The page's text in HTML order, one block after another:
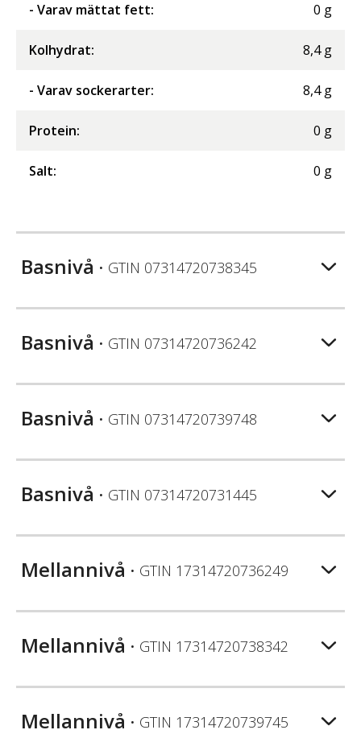
- Varav mättat fett: 0 g
Kolhydrat: 8,4 g
- Varav sockerarter: 8,4 g
Protein: 0 g
Salt: 0 g
Basnivå • GTIN 07314720738345
Basnivå • GTIN 07314720736242
Basnivå • GTIN 07314720739748
Basnivå • GTIN 07314720731445
Mellannivå • GTIN 17314720736249
Mellannivå • GTIN 17314720738342
Mellannivå • GTIN 17314720739745